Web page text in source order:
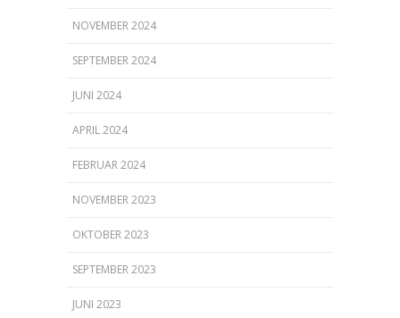
NOVEMBER 2024
SEPTEMBER 2024
JUNI 2024
APRIL 2024
FEBRUAR 2024
NOVEMBER 2023
OKTOBER 2023
SEPTEMBER 2023
JUNI 2023